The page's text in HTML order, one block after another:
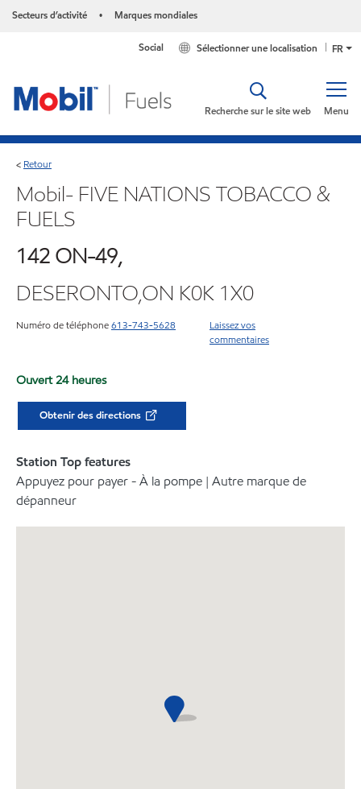
Secteurs d’activité • Marques mondiales
FR
Sélectionner une localisation
Social
Menu
Recherche sur le site web
< Retour
Mobil- FIVE NATIONS TOBACCO &
FUELS
142 ON-49,
DESERONTO,ON K0K 1X0
Numéro de téléphone613-743-5628
Laissez vos
commentaires
Ouvert 24 heures
Obtenir des directions
Station Top features
Appuyez pour payer - À la pompe | Autre marque de
dépanneur